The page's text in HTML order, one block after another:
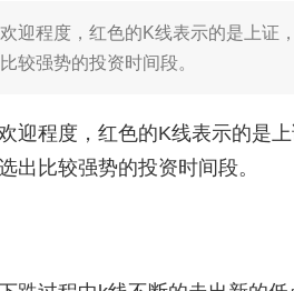
程度，红色的K线表示的是上证
较强势的投资时间段。
程度，红色的K线表示的是上
出比较强势的投资时间段。